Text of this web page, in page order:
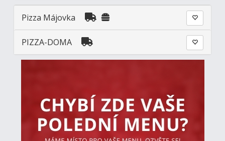
Pizza Májovka
PIZZA-DOMA